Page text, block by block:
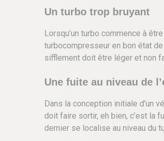
Un turbo trop bruyant
Lorsqu’un turbo commence à
turbocompresseur en bon état
sifflement doit être léger et non
Une fuite au niveau de
Dans la conception initiale d’un
doit faire sortir, eh bien, c’est la
dernier se localise au niveau du